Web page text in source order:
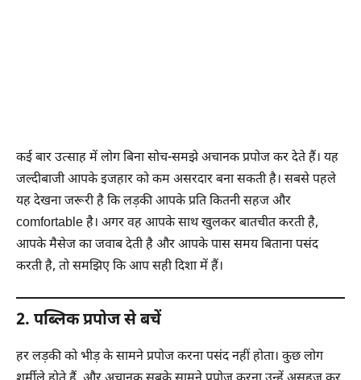
कई बार उत्साह में लोग बिना सोच-समझे अचानक प्रपोज कर देते हैं। यह
जल्दीबाजी आपके इजहार को कम असरदार बना सकती है। सबसे पहले
यह देखना जरूरी है कि लड़की आपके प्रति कितनी सहज और
comfortable है। अगर वह आपके साथ खुलकर बातचीत करती है,
आपके मैसेज का जवाब देती है और आपके पास समय बिताना पसंद
करती है, तो समझिए कि आप सही दिशा में हैं।
2. पब्लिक प्रपोज से बचें
हर लड़की को भीड़ के सामने प्रपोज करना पसंद नहीं होता। कुछ लोग